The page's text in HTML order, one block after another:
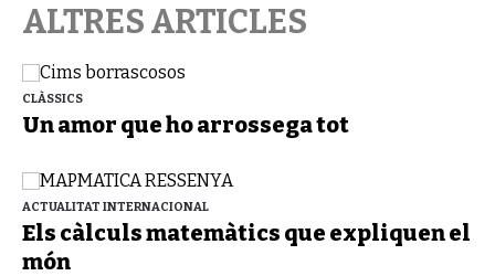
ALTRES ARTICLES
CLÀSSICS
Un amor que ho arrossega tot
ACTUALITAT INTERNACIONAL
Els càlculs matemàtics que expliquen el
món